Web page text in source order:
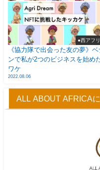
●西アフ
《協力隊で出会った友の夢》ベ
ンで私が2つのビジネスを始め
ワケ
2022.08.06
ALL ABOUT AFRICA